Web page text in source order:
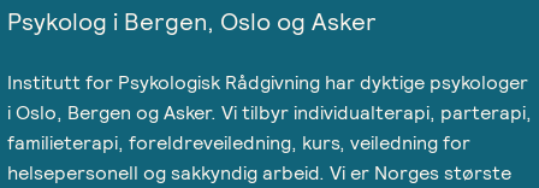
Psykolog i Bergen, Oslo og Asker
Institutt for Psykologisk Rådgivning har dyktige psykologer
i Oslo, Bergen og Asker. Vi tilbyr individualterapi, parterapi,
familieterapi, foreldreveiledning, kurs, veiledning for
helsepersonell og sakkyndig arbeid. Vi er Norges største